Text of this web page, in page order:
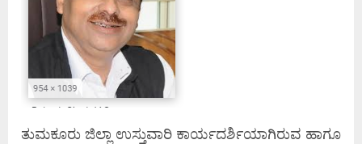
ತುಮಕೂರು ಜಿಲ್ಲಾ ಉಸ್ತುವಾರಿ ಕಾರ್ಯದರ್ಶಿಯಾಗಿರುವ ಹಾಗೂ